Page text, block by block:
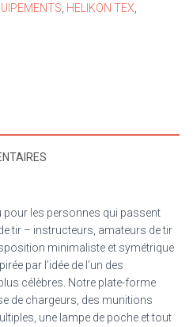
HELIKON TEX
les personnes qui passent
tir – instructeurs, amateurs de tir
minimaliste et symétrique
par l’idée de l’un des
célèbres. Notre plate-forme
de chargeurs, des munitions
une lampe de poche et tout